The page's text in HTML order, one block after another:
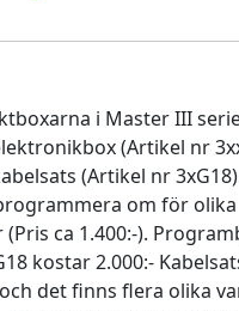
i Master III
(Artikel nr
(Artikel nr
om för olika
ca 1.400:-).
kostar 2.000:-
det finns flera olika